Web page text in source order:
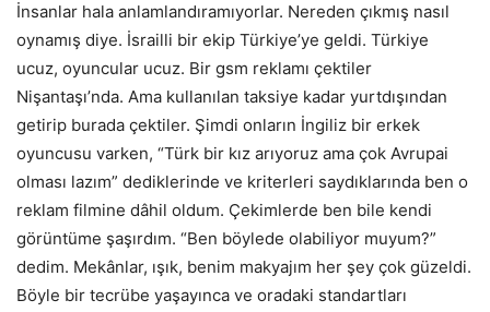
İnsanlar hala anlamlandıramıyorlar. Nereden çıkmış nasıl
oynamış diye. İsrailli bir ekip Türkiye’ye geldi. Türkiye
ucuz, oyuncular ucuz. Bir gsm reklamı çektiler
Nişantaşı’nda. Ama kullanılan taksiye kadar yurtdışından
getirip burada çektiler. Şimdi onların İngiliz bir erkek
oyuncusu varken, “Türk bir kız arıyoruz ama çok Avrupai
olması lazım” dediklerinde ve kriterleri saydıklarında ben o
reklam filmine dâhil oldum. Çekimlerde ben bile kendi
görüntüme şaşırdım. “Ben böylede olabiliyor muyum?”
dedim. Mekânlar, ışık, benim makyajım her şey çok güzeldi.
Böyle bir tecrübe yaşayınca ve oradaki standartları